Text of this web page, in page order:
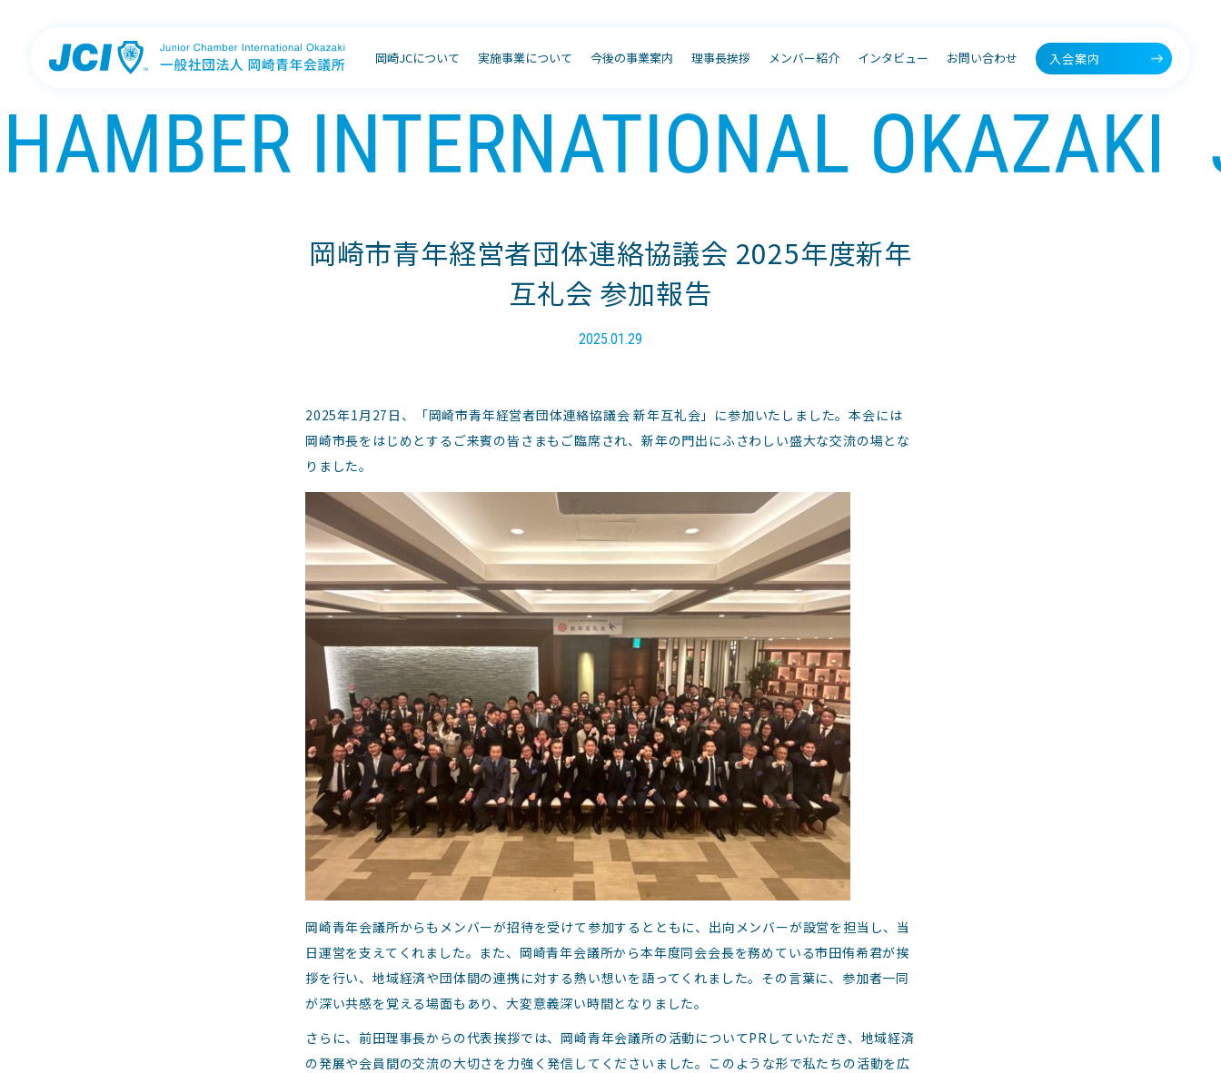
岡崎JCについて 実施事業について 今後の事業案内 理事長挨拶 メンバー紹介 インタビュー お問い合わせ 入会案内
岡崎市青年経営者団体連絡協議会 2025年度新年
互礼会 参加報告
2025.01.29
2025年1月27日、「岡崎市青年経営者団体連絡協議会 新年互礼会」に参加いたしました。本会には
岡崎市長をはじめとするご来賓の皆さまもご臨席され、新年の門出にふさわしい盛大な交流の場とな
りました。
岡崎青年会議所からもメンバーが招待を受けて参加するとともに、出向メンバーが設営を担当し、当
日運営を支えてくれました。また、岡崎青年会議所から本年度同会会長を務めている市田侑希君が挨
拶を行い、地域経済や団体間の連携に対する熱い想いを語ってくれました。その言葉に、参加者一同
が深い共感を覚える場面もあり、大変意義深い時間となりました。
さらに、前田理事長からの代表挨拶では、岡崎青年会議所の活動についてPRしていただき、地域経済
の発展や会員間の交流の大切さを力強く発信してくださいました。このような形で私たちの活動を広